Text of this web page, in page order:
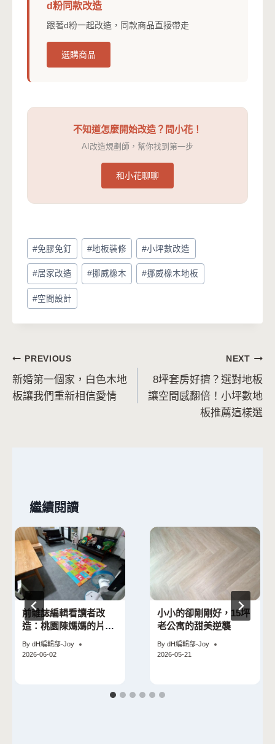
d粉同款改造
跟著d粉一起改造，同款商品直接帶走
選購商品
不知道怎麼開始改造？問小花！
AI改造規劃師，幫你找到第一步
和小花聊聊
Post
Tags:
#免膠免釘 #地板裝修 #小坪數改造
#居家改造 #挪威橡木 #挪威橡木地板
#空間設計
文
章
PREVIOUS
新婚第一個家，白色木地
板讓我們重新相信愛情
NEXT
8坪套房好擠？選對地板
讓空間感翻倍！小坪數地
板推薦這樣選
繼續閱讀
前雜誌編輯看讀者改
造：桃園陳媽媽的片岩
灰橡變身記
By dH編輯部-Joy
2026-06-02
小小的卻剛剛好，15坪
老公寓的甜美逆襲
By dH編輯部-Joy
2026-05-21